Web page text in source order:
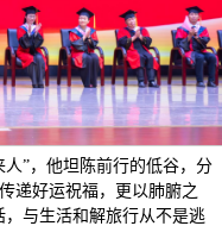
”，他坦陈前行的低谷，分
递好运祝福，更以肺腑之
与生活和解旅行从不是逃